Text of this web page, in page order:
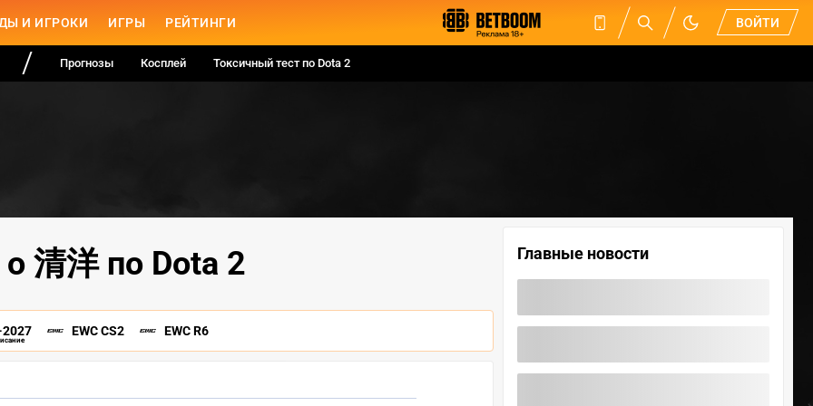
И ИГРОКИ ИГРЫ РЕЙТИНГИ ВОЙТИ
Прогнозы Косплей Токсичный тест по Dota 2
清洋 по Dota 2
EWC CS2 EWC R6
Главные новости